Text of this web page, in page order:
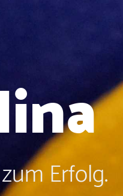
Erfolg.